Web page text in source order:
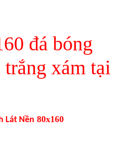
đá bóng
xám tại
Lát Nền 80x160